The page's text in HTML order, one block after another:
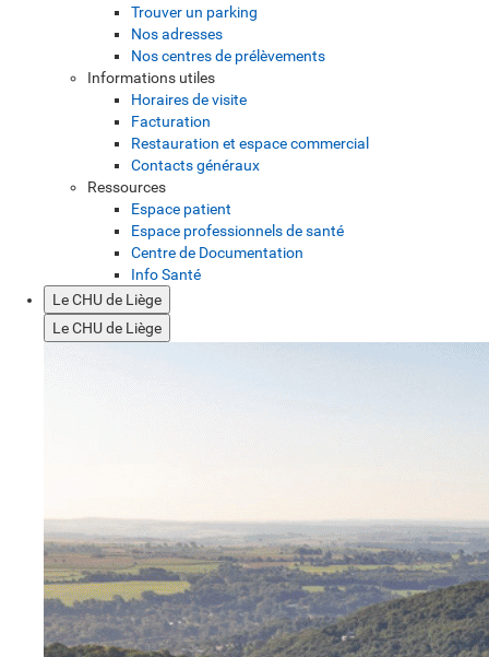
Trouver un parking
Nos adresses
Nos centres de prélèvements
Informations utiles
Horaires de visite
Facturation
Restauration et espace commercial
Contacts généraux
Ressources
Espace patient
Espace professionnels de santé
Centre de Documentation
Info Santé
Le CHU de Liège
Le CHU de Liège